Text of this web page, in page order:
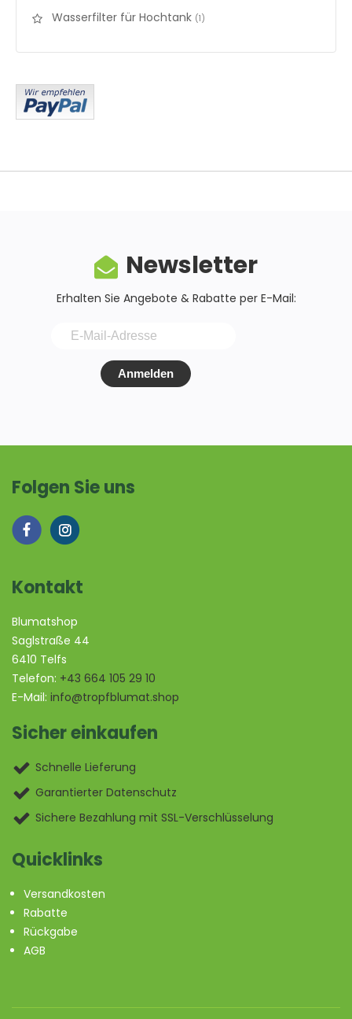
Wasserfilter für Hochtank 1items
Newsletter
Erhalten Sie Angebote & Rabatte per E-Mail:
Anmelden
Folgen Sie uns
Kontakt
Blumatshop
Saglstraße 44
6410 Telfs
Telefon: +43 664 105 29 10
E-Mail: info@tropfblumat.shop
Sicher einkaufen
Schnelle Lieferung
Garantierter Datenschutz
Sichere Bezahlung mit SSL-Verschlüsselung
Quicklinks
Versandkosten
Rabatte
Rückgabe
AGB